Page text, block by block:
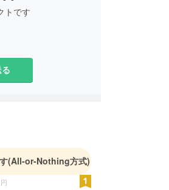
トです
(All-or-Nothing方式)
円